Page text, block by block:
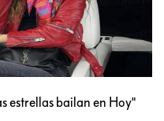
estrellas bailan en Hoy"